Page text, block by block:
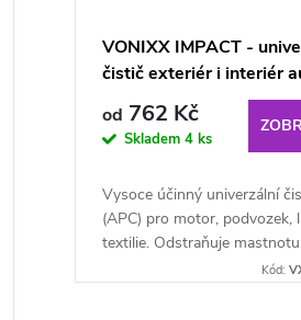
ů
u
VONIXX IMPACT -
čistič exteriér i interiér
od 762 Kč
Skladem 4 ks
Vysoce účinný univerzální
(APC) pro motor, podvozek,
textilie. Odstraňuje
hmyz i staré vosky. Šetrný a
Kód: